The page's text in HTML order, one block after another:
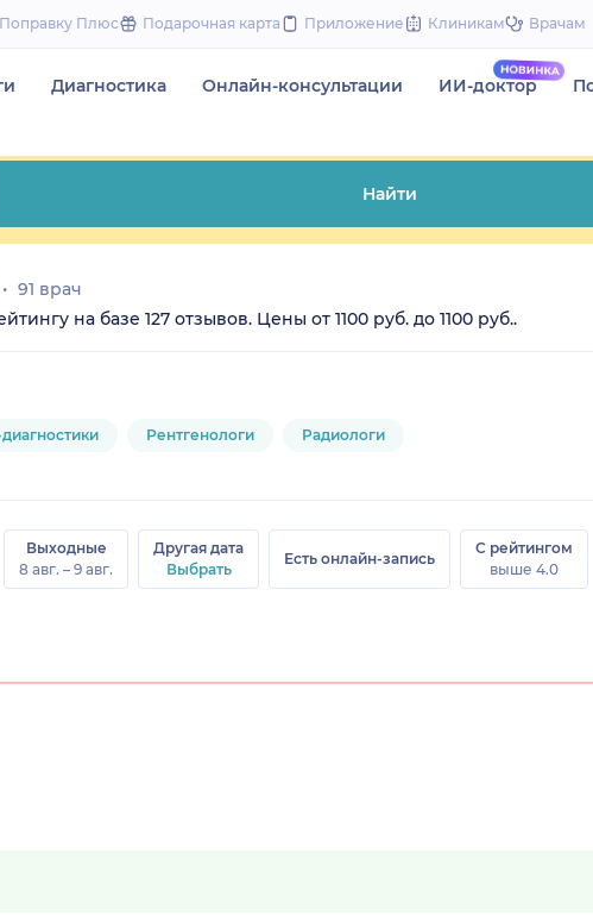
to
Плюс Подарочная карта Приложение Клиникам Врачам
Диагностика Онлайн-консультации ИИ-доктор
Найти
91 врач
на базе 127 отзывов. Цены от 1100 руб. до 1100 руб..
Рентгенологи Радиологи
Выходные
8 авг. – 9 авг.
Другая дата
Выбрать
Есть онлайн-запись
С рейтингом
выше 4.0